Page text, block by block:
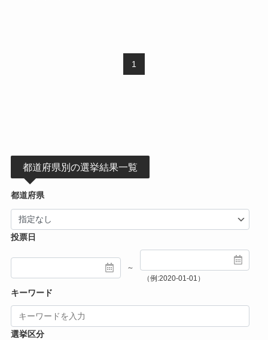
1
都道府県別の選挙結果一覧
都道府県
投票日
～
（例:2020-01-01）
キーワード
選挙区分